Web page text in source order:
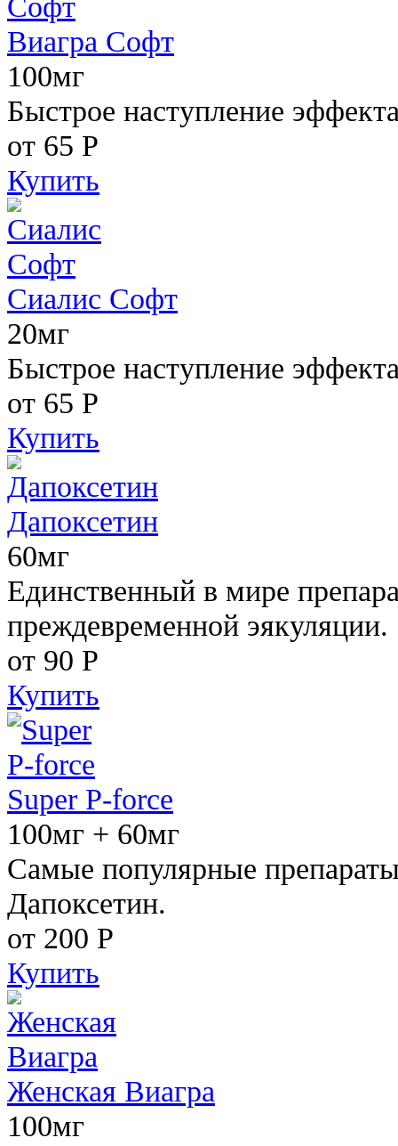
Виагра Софт
100мг
Быстрое наступление
от 65 Р
Купить
Сиалис Софт
20мг
Быстрое наступление
от 65 Р
Купить
Дапоксетин
60мг
Единственный в мире
преждевременной эякуляции.
от 90 Р
Купить
Super P-force
100мг + 60мг
Самые популярные
Дапоксетин.
от 200 Р
Купить
Женская Виагра
100мг